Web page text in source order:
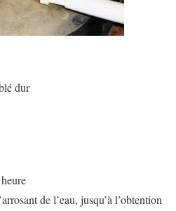
dur
de l’eau, jusqu’à l’obtention